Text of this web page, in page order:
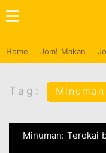
Home Jom! Makan
Tag: Minuman
Minuman: Terokai